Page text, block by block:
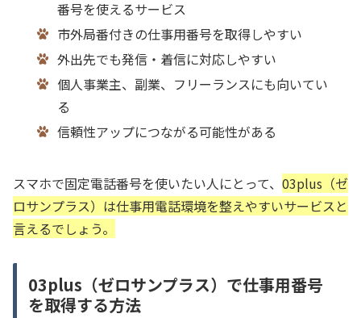
番号を使えるサービス
市外局番付きの仕事用番号を取得しやすい
外出先でも発信・着信に対応しやすい
個人事業主、副業、フリーランスにも向いてい
る
信頼性アップにつながる可能性がある
スマホで固定電話番号を使いたい人にとって、 03plus（ゼ
ロサンプラス）は仕事用電話環境を整えやすいサービスと
言えるでしょう。
03plus（ゼロサンプラス）で仕事用番号
を取得する方法